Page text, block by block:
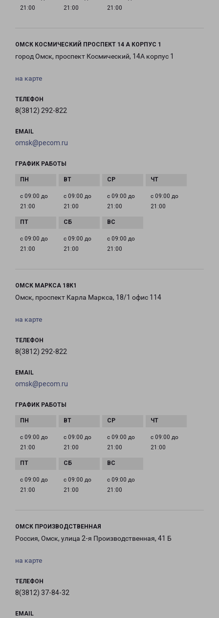
21:00
21:00
21:00
ОМСК КОСМИЧЕСКИЙ ПРОСПЕКТ 14 А КОРПУС 1
город Омск, проспект Космический, 14А корпус 1
на карте
ТЕЛЕФОН
8(3812) 292-822
EMAIL
omsk@pecom.ru
ГРАФИК РАБОТЫ
с 09:00 до
21:00
с 09:00 до
21:00
с 09:00 до
21:00
с 09:00 до
21:00
с 09:00 до
21:00
с 09:00 до
21:00
с 09:00 до
21:00
ОМСК МАРКСА 18К1
Омск, проспект Карла Маркса, 18/1 офис 114
на карте
ТЕЛЕФОН
8(3812) 292-822
EMAIL
omsk@pecom.ru
ГРАФИК РАБОТЫ
с 09:00 до
21:00
с 09:00 до
21:00
с 09:00 до
21:00
с 09:00 до
21:00
с 09:00 до
21:00
с 09:00 до
21:00
с 09:00 до
21:00
ОМСК ПРОИЗВОДСТВЕННАЯ
Россия, Омск, улица 2-я Производственная, 41 Б
на карте
ТЕЛЕФОН
8(3812) 37-84-32
EMAIL